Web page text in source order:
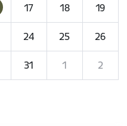
17 18 19
24 25 26
31 1 2